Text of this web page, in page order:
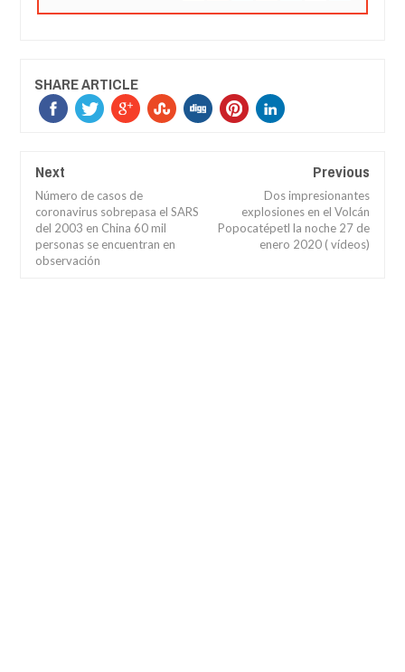
SHARE ARTICLE
Next
Número de casos de
coronavirus sobrepasa el SARS
del 2003 en China 60 mil
personas se encuentran en
observación
Previous
Dos impresionantes
explosiones en el Volcán
Popocatépetl la noche 27 de
enero 2020 ( vídeos)